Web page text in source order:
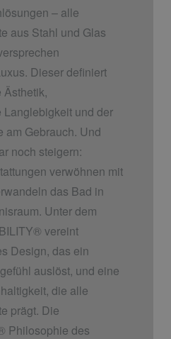
– alle
aus Stahl und Glas
Dieser definiert
Ästhetik,
und der
am Gebrauch. Und
noch steigern:
verwöhnen mit
das Bad in
Unter dem
® vereint
Design, das ein
auslöst, und eine
die alle
prägt. Die
Philosophie des